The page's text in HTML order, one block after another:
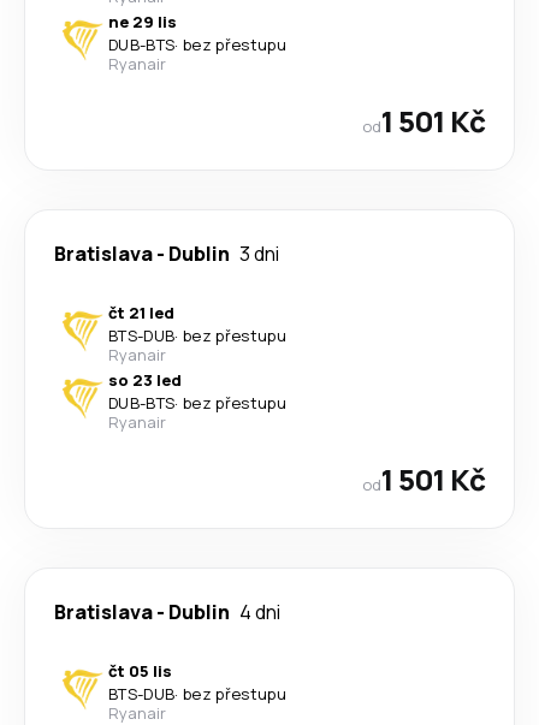
ne 29 lis
DUB-BTS· bez přestupu
Ryanair
od1 501 Kč
Bratislava- Dublin 3 dni
čt 21 led
BTS-DUB· bez přestupu
Ryanair
so 23 led
DUB-BTS· bez přestupu
Ryanair
od1 501 Kč
Bratislava- Dublin 4 dni
čt 05 lis
BTS-DUB· bez přestupu
Ryanair